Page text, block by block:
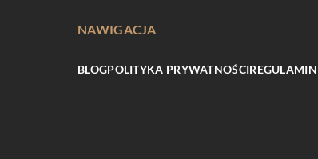
NAWIGACJA
BLOGPOLITYKA PRYWATNOŚCIREGULAMIN